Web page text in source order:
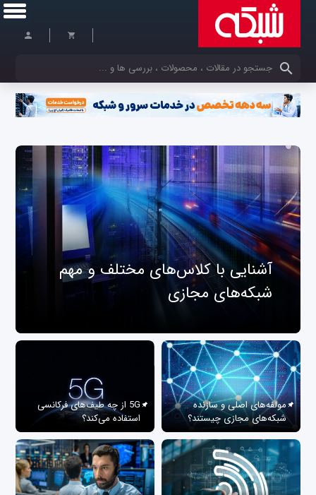
کلمات کلیدی خود را وارد کنید
آشنایی با کلاس‌های مختلف و مهم
شبکه‌های مجازی
مولفه‌های اصلی و سازنده
شبکه‌های مجازی چیستند؟
5G از چه طیف‌های فرکانسی
استفاده می‌کند؟